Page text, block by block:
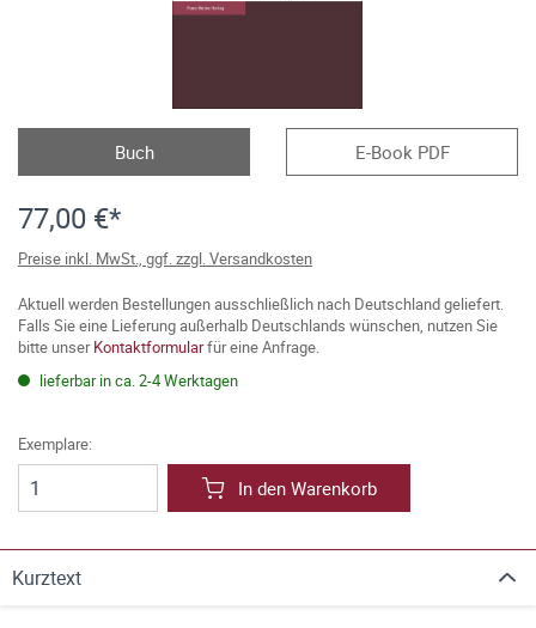
Buch E-Book PDF
77,00 €*
Preise inkl. MwSt., ggf. zzgl. Versandkosten
Aktuell werden Bestellungen ausschließlich nach Deutschland geliefert.
Falls Sie eine Lieferung außerhalb Deutschlands wünschen, nutzen Sie
bitte unserKontaktformularfür eine Anfrage.
lieferbar in ca. 2-4 Werktagen
Exemplare:
In den Warenkorb
Kurztext